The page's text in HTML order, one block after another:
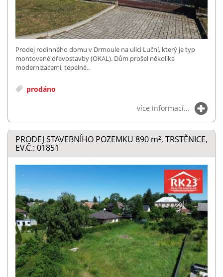
Prodej rodinného domu v Drmoule na ulici Luční, který je typ
montované dřevostavby (OKAL). Dům prošel několika
modernizacemi, tepelné..
prodáno
více informací...
PRODEJ STAVEBNÍHO POZEMKU 890 m², TRSTĚNICE,
EV.Č.: 01851